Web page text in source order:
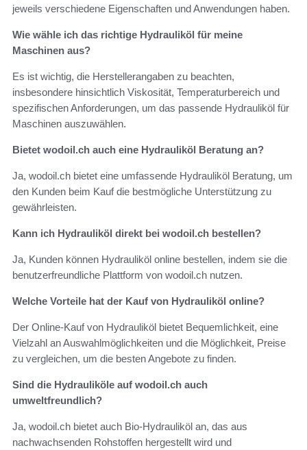
jeweils verschiedene Eigenschaften und Anwendungen haben.
Wie wähle ich das richtige Hydrauliköl für meine
Maschinen aus?
Es ist wichtig, die Herstellerangaben zu beachten,
insbesondere hinsichtlich Viskosität, Temperaturbereich und
spezifischen Anforderungen, um das passende Hydrauliköl für
Maschinen auszuwählen.
Bietet wodoil.ch auch eine Hydrauliköl Beratung an?
Ja, wodoil.ch bietet eine umfassende Hydrauliköl Beratung, um
den Kunden beim Kauf die bestmögliche Unterstützung zu
gewährleisten.
Kann ich Hydrauliköl direkt bei wodoil.ch bestellen?
Ja, Kunden können Hydrauliköl online bestellen, indem sie die
benutzerfreundliche Plattform von wodoil.ch nutzen.
Welche Vorteile hat der Kauf von Hydrauliköl online?
Der Online-Kauf von Hydrauliköl bietet Bequemlichkeit, eine
Vielzahl an Auswahlmöglichkeiten und die Möglichkeit, Preise
zu vergleichen, um die besten Angebote zu finden.
Sind die Hydrauliköle auf wodoil.ch auch
umweltfreundlich?
Ja, wodoil.ch bietet auch Bio-Hydrauliköl an, das aus
nachwachsenden Rohstoffen hergestellt wird und